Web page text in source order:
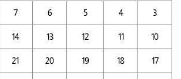
3
4
5
6
7
10
11
12
13
14
17
18
19
20
21